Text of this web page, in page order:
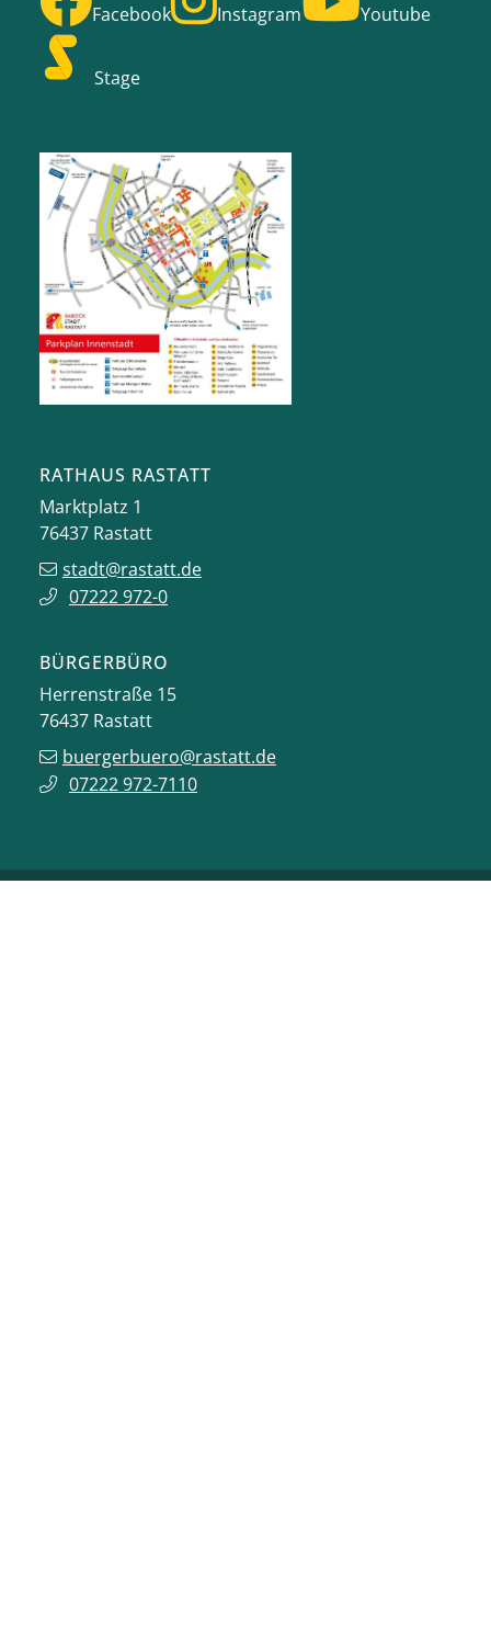
Facebook Instagram Youtube
Stage
RATHAUS RASTATT
Marktplatz 1
76437 Rastatt
stadt@rastatt.de
07222 972-0
BÜRGERBÜRO
Herrenstraße 15
76437 Rastatt
buergerbuero@rastatt.de
07222 972-7110